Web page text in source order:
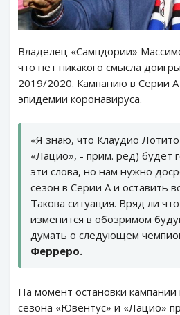
Владелец «Сампдории»
что нет никакого смысла
2019/2020. Кампанию в Серии А
эпидемии коронавируса.
«Я знаю, что Клаудио
«Лацио», - прим. ред) будет
эти слова, но нам нужно
сезон в Серии А и оставить
Такова ситуация. Вряд ли
изменится в обозримом
думать о следующем
Ферреро.
На момент остановки
сезона «Ювентус» и «Лацио»